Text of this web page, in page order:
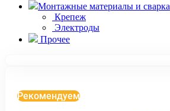
Монтажные материалы и сварка
Крепеж
Электроды
Прочее
Рекомендуем